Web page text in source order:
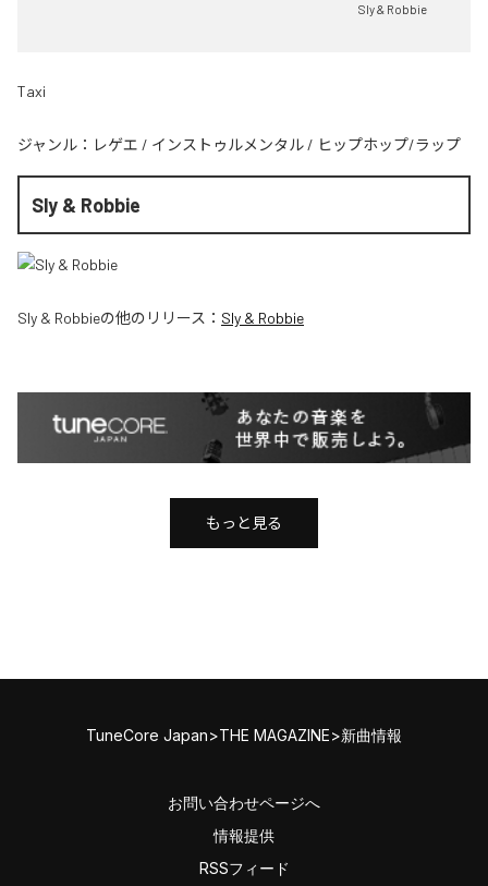
Sly & Robbie
Taxi
ジャンル： レゲエ / インストゥルメンタル / ヒップホップ/ラップ
Sly & Robbie
Sly & Robbieの他のリリース： Sly & Robbie
もっと見る
TuneCore Japan>THE MAGAZINE>新曲情報
お問い合わせページへ
情報提供
RSSフィード